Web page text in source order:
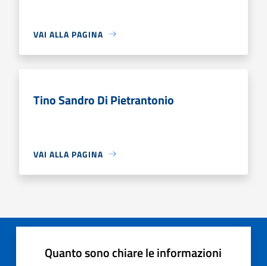
VAI ALLA PAGINA
Tino Sandro Di Pietrantonio
VAI ALLA PAGINA
Quanto sono chiare le informazioni